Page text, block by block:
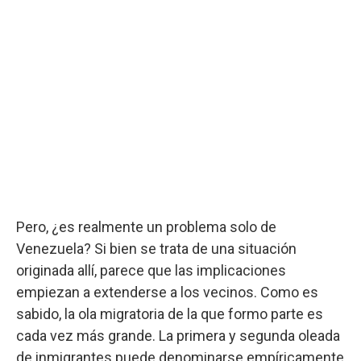
Pero, ¿es realmente un problema solo de
Venezuela? Si bien se trata de una situación
originada allí, parece que las implicaciones
empiezan a extenderse a los vecinos. Como es
sabido, la ola migratoria de la que formo parte es
cada vez más grande. La primera y segunda oleada
de inmigrantes puede denominarse empíricamente